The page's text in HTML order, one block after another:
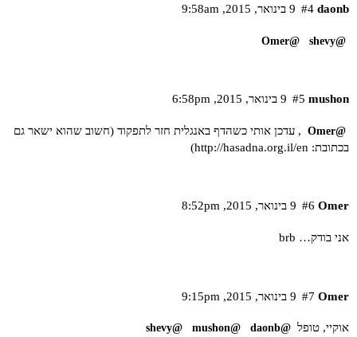
daonb 9 בינואר,‏ 2015,‏ 9:58am #4
@shevy
@Omer
mushon 9 בינואר,‏ 2015,‏ 6:58pm #5
@Omer
, עדכן אותי כשהדף באנגלית חזר לתפקוד (חשוב שהוא ישאר גם
בכתובת: http://hasadna.org.il/en
)
Omer 9 בינואר,‏ 2015,‏ 8:52pm #6
אני בודק… brb
Omer 9 בינואר,‏ 2015,‏ 9:15pm #7
אוקיי, טופל @daonb
@mushon
@shevy